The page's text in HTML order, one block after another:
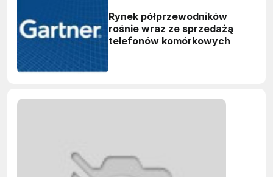
Rynek półprzewodników
rośnie wraz ze sprzedażą
telefonów komórkowych